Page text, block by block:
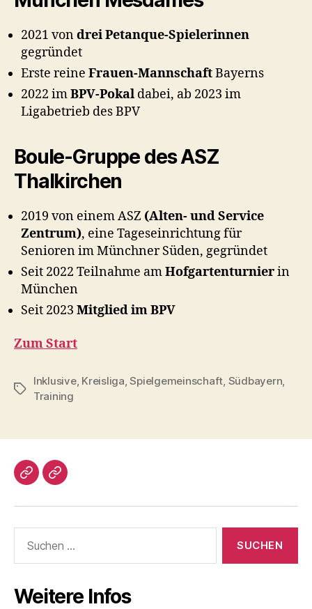
2021 vondrei Petanque-Spielerinnen
gegründet
Erste reine Frauen-MannschaftBayerns
2022 imBPV-Pokal dabei, ab 2023 im
Ligabetrieb des BPV
Boule-Gruppe des ASZ
Thalkirchen
2019 von einem ASZ (Alten- und Service
Zentrum), eine Tageseinrichtung für
Senioren im Münchner Süden, gegründet
Seit 2022 Teilnahme amHofgartenturnierin
München
Seit 2023 Mitglied im BPV
Zum Start
Schlagwörter
Inklusive, Kreisliga ,Spielgemeinschaft Südbayern
Training
Impressum/DatSchutz
Beliebte
nach:
Weitere Infos